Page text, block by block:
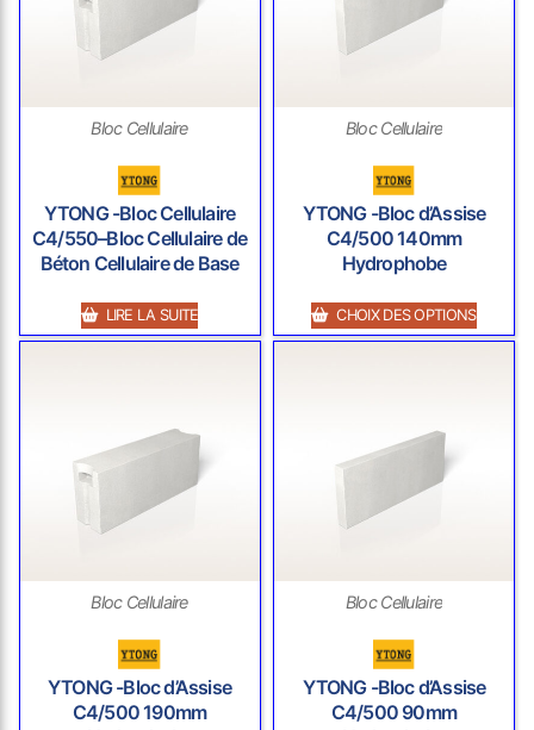
Bloc Cellulaire
YTONG -Bloc Cellulaire
C4/550–Bloc Cellulaire de
Béton Cellulaire de Base
LIRE LA SUITE
Bloc Cellulaire
YTONG -Bloc d’Assise
C4/500 140mm
Hydrophobe
CHOIX DES OPTIONS
Bloc Cellulaire
YTONG -Bloc d’Assise
C4/500 190mm
Bloc Cellulaire
YTONG -Bloc d’Assise
C4/500 90mm